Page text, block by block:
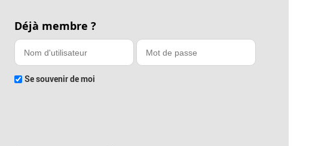
Déjà membre ?
Se souvenir de moi